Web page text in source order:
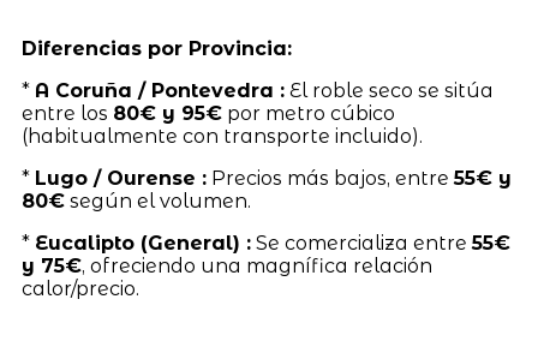
Diferencias por Provincia:
* A Coruña / Pontevedra :El roble seco se sitúa
entre los 80€ y 95€por metro cúbico
(habitualmente con transporte incluido).
* Lugo / Ourense :Precios más bajos, entre55€ y
80€según el volumen.
* Eucalipto (General) :Se comercializa entre55€
y 75€, ofreciendo una magnífica relación
calor/precio.